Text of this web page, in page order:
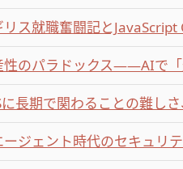
リス就職奮闘記と
性のパラドックス――AIで
に長期で関わることの難し
ジェント時代のセキュリ